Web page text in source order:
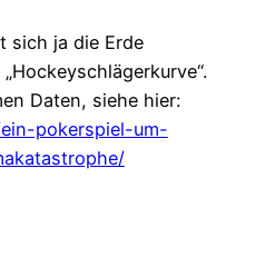
sich ja die Erde
Daten, siehe hier:
pokerspiel-um-